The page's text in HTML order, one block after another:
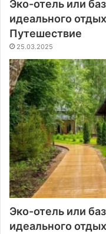
Эко-отель или
идеального
Путешествие
25.03.2025
Эко-отель или
идеального